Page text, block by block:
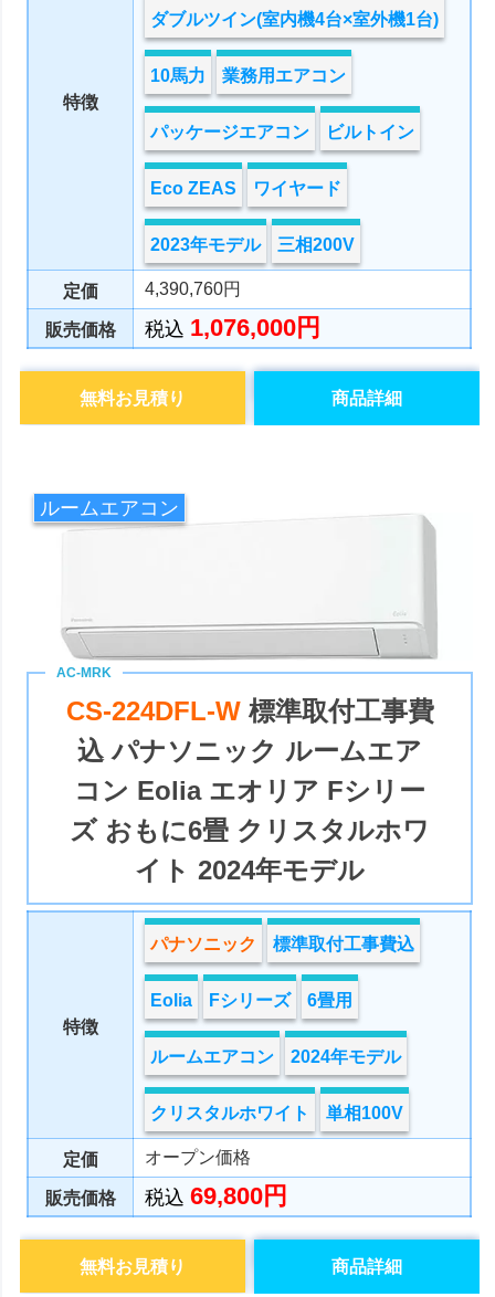
特徴
ダブルツイン(室内機4台×室外機1台)
10馬力 業務用エアコン
パッケージエアコン ビルトイン
Eco ZEAS ワイヤード
2023年モデル 三相200V
定価 4,390,760円
販売価格 税込 1,076,000円
商品詳細
無料お見積り
ルームエアコン
CS-224DFL-W 標準取付工事費
込 パナソニック ルームエア
コン ‎Eolia エオリア Fシリー
ズ おもに6畳 クリスタルホワ
イト 2024年モデル
特徴
パナソニック 標準取付工事費込
Eolia Fシリーズ 6畳用
ルームエアコン 2024年モデル
クリスタルホワイト 単相100V
定価 オープン価格
販売価格 税込69,800円
商品詳細
無料お見積り